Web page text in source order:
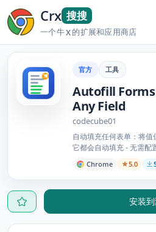
Crx 搜搜
一个牛X的扩展和应用商店
官方 工具
Autofill
Any Field
codecube01
自动填充任何表单：将
它都会自动填充 - 无需配
充器。
Chrome 5.0
安装